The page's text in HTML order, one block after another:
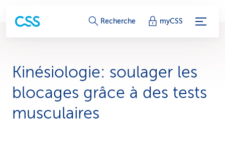
L
e
s
d
Recherche myCSS
Kinésiologie: soulager les
blocages grâce à des tests
musculaires